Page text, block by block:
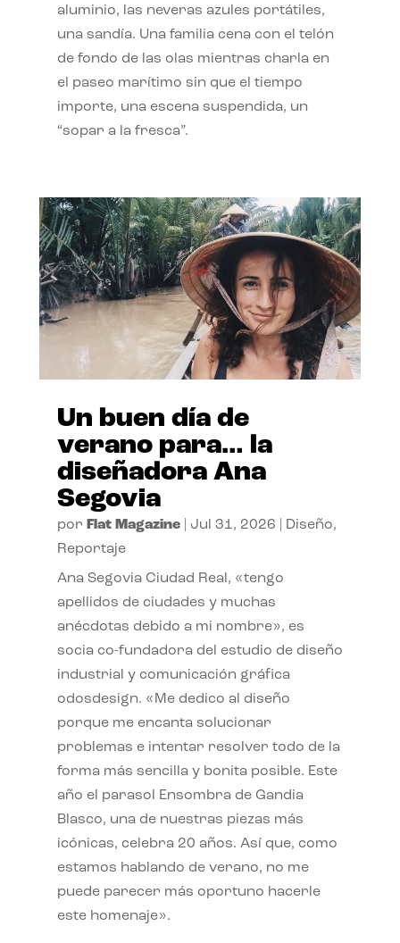
aluminio, las neveras azules portátiles,
una sandía. Una familia cena con el telón
de fondo de las olas mientras charla en
el paseo marítimo sin que el tiempo
importe, una escena suspendida, un
“sopar a la fresca”.
Un buen día de
verano para… la
diseñadora Ana
Segovia
por Flat Magazine| Jul 31, 2026 Diseño,
Reportaje
Ana Segovia Ciudad Real, «tengo
apellidos de ciudades y muchas
anécdotas debido a mi nombre», es
socia co-fundadora del estudio de diseño
industrial y comunicación gráfica
odosdesign. «Me dedico al diseño
porque me encanta solucionar
problemas e intentar resolver todo de la
forma más sencilla y bonita posible. Este
año el parasol Ensombra de Gandia
Blasco, una de nuestras piezas más
icónicas, celebra 20 años. Así que, como
estamos hablando de verano, no me
puede parecer más oportuno hacerle
este homenaje».